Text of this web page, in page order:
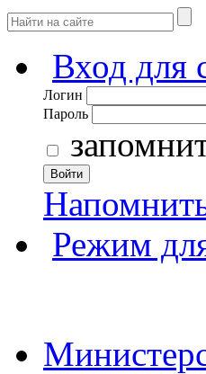
Вход для
Логин
Пароль
Войти
Режим